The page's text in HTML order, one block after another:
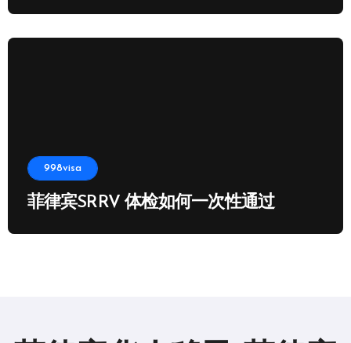
998visa
菲律宾SRRV 体检如何一次性通过